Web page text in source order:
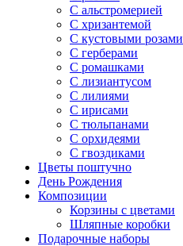
С альстромерией
С хризантемой
С кустовыми розами
С герберами
С ромашками
С лизиантусом
С лилиями
С ирисами
С тюльпанами
С орхидеями
С гвоздиками
Цветы поштучно
День Рождения
Композиции
Корзины с цветами
Шляпные коробки
Подарочные наборы